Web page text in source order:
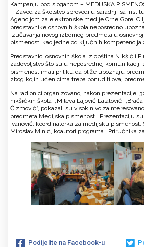
Kampanju pod sloganom – MEDIJSKA
– Zavod za školstvo sprovodi u saradnji sa
Agencijom za elektronske medije Crne Gore.
predstavnike osnovnih škola neposredno
izučavanja novog izbornog predmeta u
pismenosti kao jedne od ključnih kompetencija
Predstavnici osnovnih škola iz opština Nikšić i
zadovoljstvo što su u neposrednoj
pismenost imali priliku da bliže upoznaju
zbog kojih učenicima treba ponuditi ovaj
Na radionici organizovanoj nakon prezentacije,
nikšićkih škola „Mileva Lajović Lalatović, „Braća
Čizmović“, pokazali su visok nivo
predmeta Medijska pismenost. Prezentaciju
Ivanović, koordinatorka za medijsku pismenost,
Miroslav Minić, koautori programa i Priručnika
Podijelite na Facebook-u